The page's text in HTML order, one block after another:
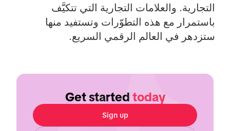
التجارية. والعلامات التجارية التي تتكيَّف
باستمرار مع هذه التطوّرات وتستفيد منها
ستزدهر في العالم الرقمي السريع.
Get started today
Sign up